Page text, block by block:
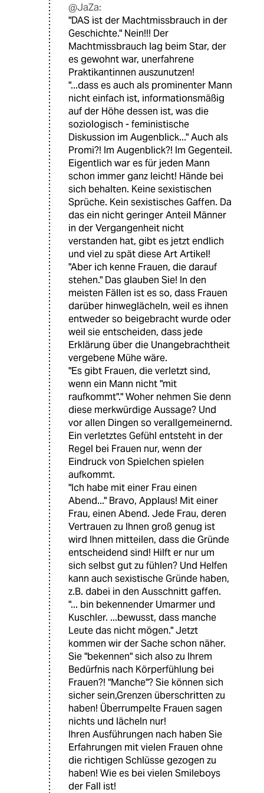
@JaZa:
"DAS ist der Machtmissbrauch in der
Geschichte." Nein!!! Der
Machtmissbrauch lag beim Star, der
es gewohnt war, unerfahrene
Praktikantinnen auszunutzen!
"...dass es auch als prominenter Mann
nicht einfach ist, informationsmäßig
auf der Höhe dessen ist, was die
soziologisch - feministische
Diskussion im Augenblick..." Auch als
Promi?! Im Augenblick?! Im Gegenteil.
Eigentlich war es für jeden Mann
schon immer ganz leicht! Hände bei
sich behalten. Keine sexistischen
Sprüche. Kein sexistisches Gaffen. Da
das ein nicht geringer Anteil Männer
in der Vergangenheit nicht
verstanden hat, gibt es jetzt endlich
und viel zu spät diese Art Artikel!
"Aber ich kenne Frauen, die darauf
stehen." Das glauben Sie! In den
meisten Fällen ist es so, dass Frauen
darüber hinweglächeln, weil es ihnen
entweder so beigebracht wurde oder
weil sie entscheiden, dass jede
Erklärung über die Unangebrachtheit
vergebene Mühe wäre.
"Es gibt Frauen, die verletzt sind,
wenn ein Mann nicht "mit
raufkommt"." Woher nehmen Sie denn
diese merkwürdige Aussage? Und
vor allen Dingen so verallgemeinernd.
Ein verletztes Gefühl entsteht in der
Regel bei Frauen nur, wenn der
Eindruck von Spielchen spielen
aufkommt.
"Ich habe mit einer Frau einen
Abend..." Bravo, Applaus! Mit einer
Frau, einen Abend. Jede Frau, deren
Vertrauen zu Ihnen groß genug ist
wird Ihnen mitteilen, dass die Gründe
entscheidend sind! Hilft er nur um
sich selbst gut zu fühlen? Und Helfen
kann auch sexistische Gründe haben,
z.B. dabei in den Ausschnitt gaffen.
"... bin bekennender Umarmer und
Kuschler. ...bewusst, dass manche
Leute das nicht mögen." Jetzt
kommen wir der Sache schon näher.
Sie "bekennen" sich also zu Ihrem
Bedürfnis nach Körperfühlung bei
Frauen?! "Manche"? Sie können sich
sicher sein,Grenzen überschritten zu
haben! Überrumpelte Frauen sagen
nichts und lächeln nur!
Ihren Ausführungen nach haben Sie
Erfahrungen mit vielen Frauen ohne
die richtigen Schlüsse gezogen zu
haben! Wie es bei vielen Smileboys
der Fall ist!